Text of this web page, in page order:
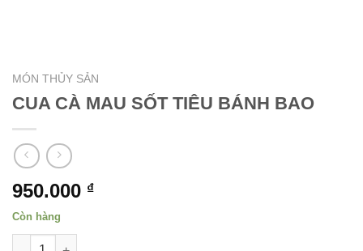
MÓN THỦY SẢN
CUA CÀ MAU SỐT TIÊU BÁNH BAO
950.000 ₫
Còn hàng
CUA CÀ MAU SỐT TIÊU BÁNH BAO số lượng